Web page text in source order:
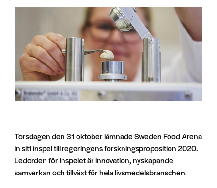
Torsdagen den 31 oktober lämnade Sweden Food Arena
in sitt inspel till regeringens forskningsproposition 2020.
Ledorden för inspelet är innovation, nyskapande
samverkan och tillväxt för hela livsmedelsbranschen.